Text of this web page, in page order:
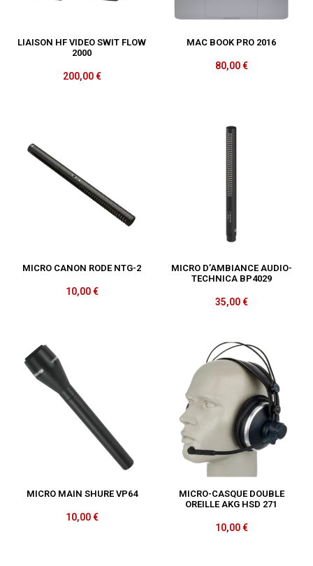
LIAISON HF VIDEO SWIT FLOW
2000
200,00€
MAC BOOK PRO 2016
80,00€
MICRO CANON RODE NTG-2
10,00€
MICRO D’AMBIANCE AUDIO-
TECHNICA BP4029
35,00€
MICRO MAIN SHURE VP64
10,00€
MICRO-CASQUE DOUBLE
OREILLE AKG HSD 271
10,00€